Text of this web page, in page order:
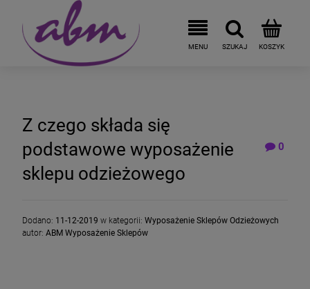
Z czego składa się
podstawowe wyposażenie
sklepu odzieżowego
0
Dodano: 11-12-2019 w kategorii: Wyposażenie Sklepów Odzieżowych
autor: ABM Wyposażenie Sklepów